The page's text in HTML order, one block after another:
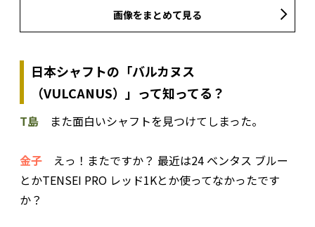
画像をまとめて見る
日本シャフトの「バルカヌス
（VULCANUS）」って知ってる？
T島 また面白いシャフトを見つけてしまった。
金子 えっ！またですか？ 最近は24 ベンタス ブルー
とかTENSEI PRO レッド1Kとか使ってなかったです
か？